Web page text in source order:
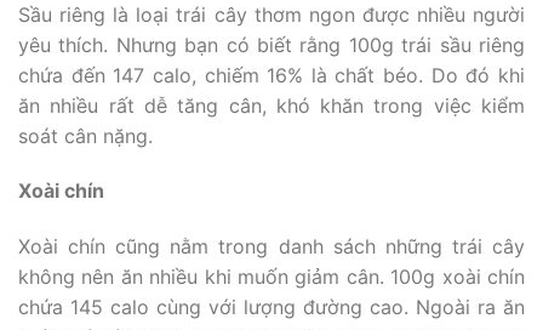
Sầu riêng là loại trái cây thơm ngon được nhiều người
yêu thích. Nhưng bạn có biết rằng 100g trái sầu riêng
chứa đến 147 calo, chiếm 16% là chất béo. Do đó khi
ăn nhiều rất dễ tăng cân, khó khăn trong việc kiểm
soát cân nặng.
Xoài chín
Xoài chín cũng nằm trong danh sách những trái cây
không nên ăn nhiều khi muốn giảm cân. 100g xoài chín
chứa 145 calo cùng với lượng đường cao. Ngoài ra ăn